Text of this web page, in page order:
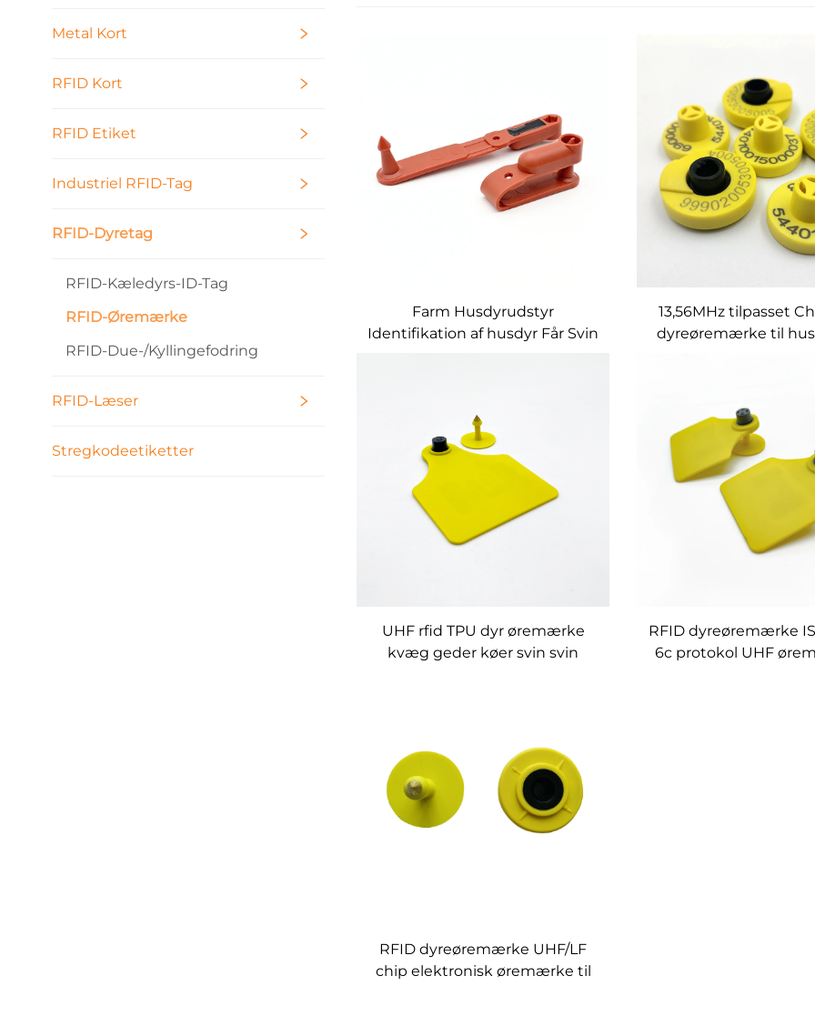
Metal Kort
RFID Kort
RFID Etiket
Industriel RFID-Tag
RFID-Dyretag
RFID-Kæledyrs-ID-Tag
RFID-Øremærke
RFID-Due-/kyllingefodring
RFID-Læser
Stregkodeetiketter
Farm Husdyrudstyr
Identifikation af husdyr Får Svin
13,56MHz tilpasset
dyreøremærke til
UHF rfid TPU dyr øremærke
kvæg geder køer svin svin
RFID dyreøremærke
6c protokol UHF
RFID dyreøremærke UHF/LF
chip elektronisk øremærke til